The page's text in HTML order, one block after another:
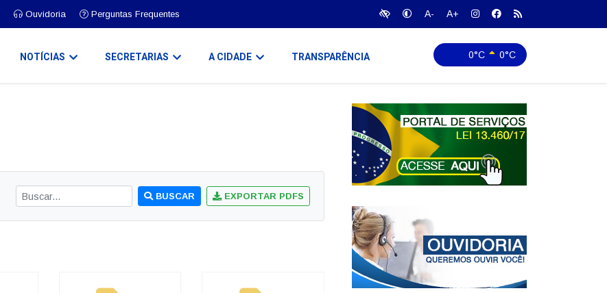
Ouvidoria Perguntas Frequentes A- A+
0°C 0°C
NOTÍCIAS SECRETARIAS A CIDADE TRANSPARÊNCIA
BUSCAR EXPORTAR PDFS